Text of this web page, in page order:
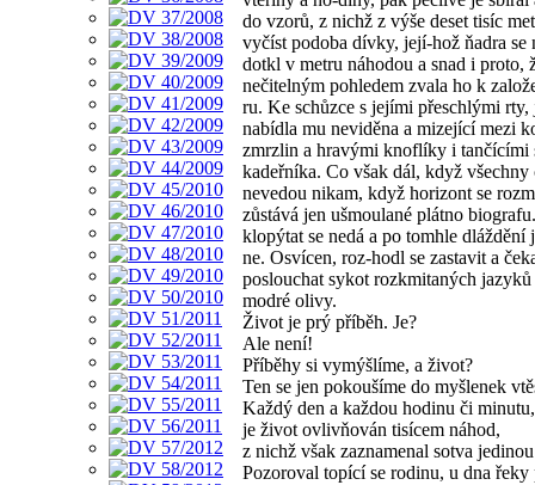
do vzorů, z nichž z výše deset tisíc
vyčíst podoba dívky, její-hož ňadra se
dotkl v metru náhodou a snad i proto,
nečitelným pohledem zvala ho k
ru. Ke schůzce s jejími přeschlými rty,
nabídla mu neviděna a mizející mezi
zmrzlin a hravými knoflíky i tančícími
kadeřníka. Co však dál, když všechny
nevedou nikam, když horizont se
zůstává jen ušmoulané plátno
klopýtat se nedá a po tomhle dláždění
ne. Osvícen, roz-hodl se zastavit a
poslouchat sykot rozkmitaných
modré olivy.
Život je prý příběh. Je?
Ale není!
Příběhy si vymýšlíme, a život?
Ten se jen pokoušíme do myšlenek
Každý den a každou hodinu či minutu,
je život ovlivňován tisícem náhod,
z nichž však zaznamenal sotva
Pozoroval topící se rodinu, u dna řeky